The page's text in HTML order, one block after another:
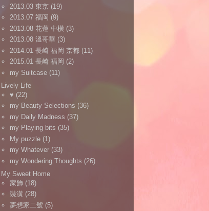
2013.03 東京 (19)
2013.07 福岡 (9)
2013.08 花蓮 中橫 (3)
2013.08 溫哥華 (3)
2014.01 長崎 福岡 京都 (11)
2015.01 長崎 福岡 (2)
my Suitcase (11)
Lively Life
♥ (22)
my Beauty Selections (36)
my Daily Madness (37)
my Playing bits (35)
My puzzle (1)
my Whatever (33)
my Wondering Thoughts (26)
My Sweet Home
家飾 (18)
裝潢 (28)
夢想家二號 (5)